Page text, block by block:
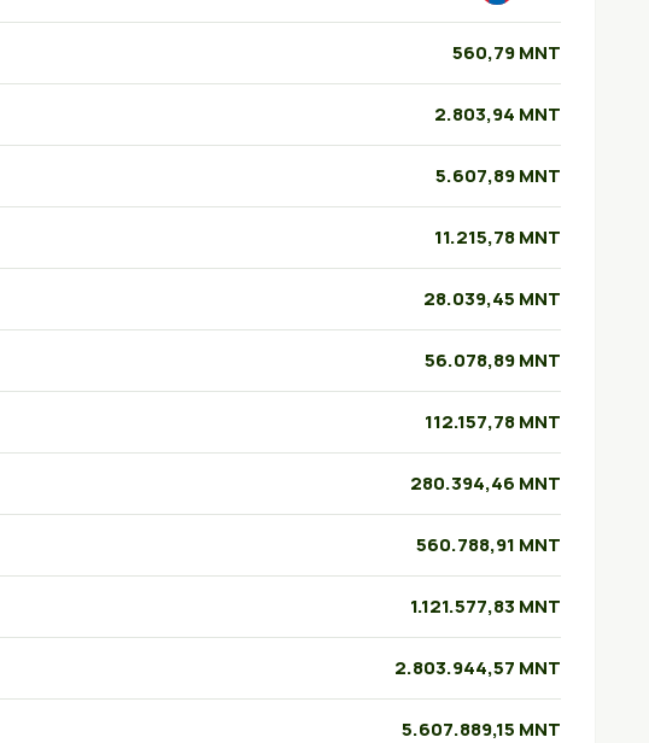
560,79 MNT
2.803,94 MNT
5.607,89 MNT
11.215,78 MNT
28.039,45 MNT
56.078,89 MNT
112.157,78 MNT
280.394,46 MNT
560.788,91 MNT
1.121.577,83 MNT
2.803.944,57 MNT
5.607.889,15 MNT